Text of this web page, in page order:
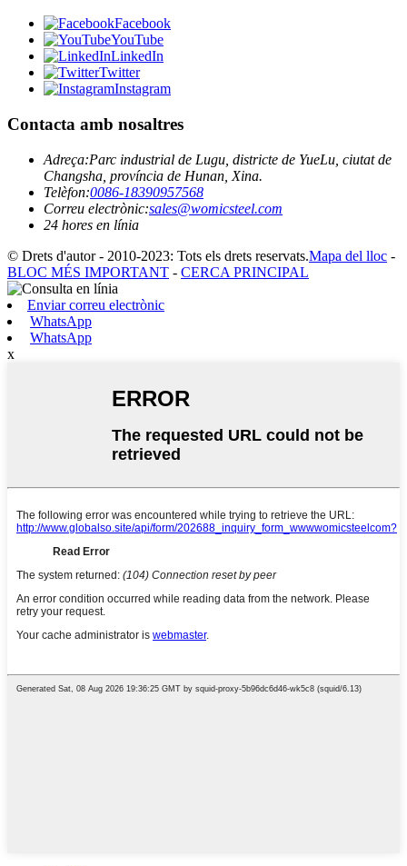
Facebook
YouTube
LinkedIn
Twitter
Instagram
Contacta amb nosaltres
Adreça:Parc industrial de Lugu, districte de YueLu, ciutat de
Changsha, província de Hunan, Xina.
Telèfon:0086-18390957568
Correu electrònic:sales@womicsteel.com
24 hores en línia
© Drets d'autor - 2010-2023: Tots els drets reservats.Mapa del lloc -
BLOC MÉS IMPORTANT - CERCA PRINCIPAL
Enviar correu electrònic
WhatsApp
WhatsApp
x